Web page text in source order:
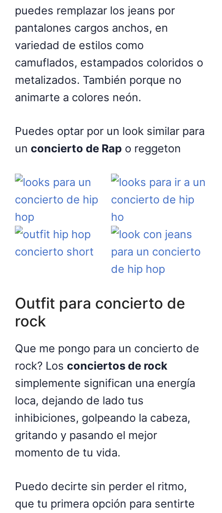
puedes remplazar los jeans por
pantalones cargos anchos, en
variedad de estilos como
camuflados, estampados coloridos o
metalizados. También porque no
animarte a colores neón.
Puedes optar por un look similar para
un concierto de Rap o reggeton
Outfit para concierto de
rock
Que me pongo para un concierto de
rock? Los conciertos de rock
simplemente significan una energía
loca, dejando de lado tus
inhibiciones, golpeando la cabeza,
gritando y pasando el mejor
momento de tu vida.
Puedo decirte sin perder el ritmo,
que tu primera opción para sentirte